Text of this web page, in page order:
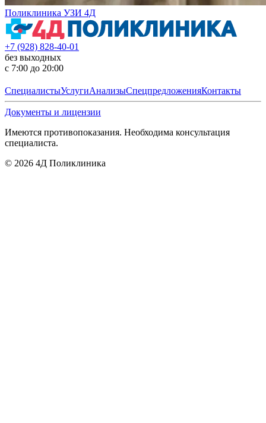
Поликлиника УЗИ 4Д
+7 (928) 828-40-01
без выходных
с 7:00 до 20:00
СпециалистыУслугиАнализыСпецпредложенияКонтакты
Документы и лицензии
Имеются противопоказания. Необходима консультация
специалиста.
© 2026 4Д Поликлиника